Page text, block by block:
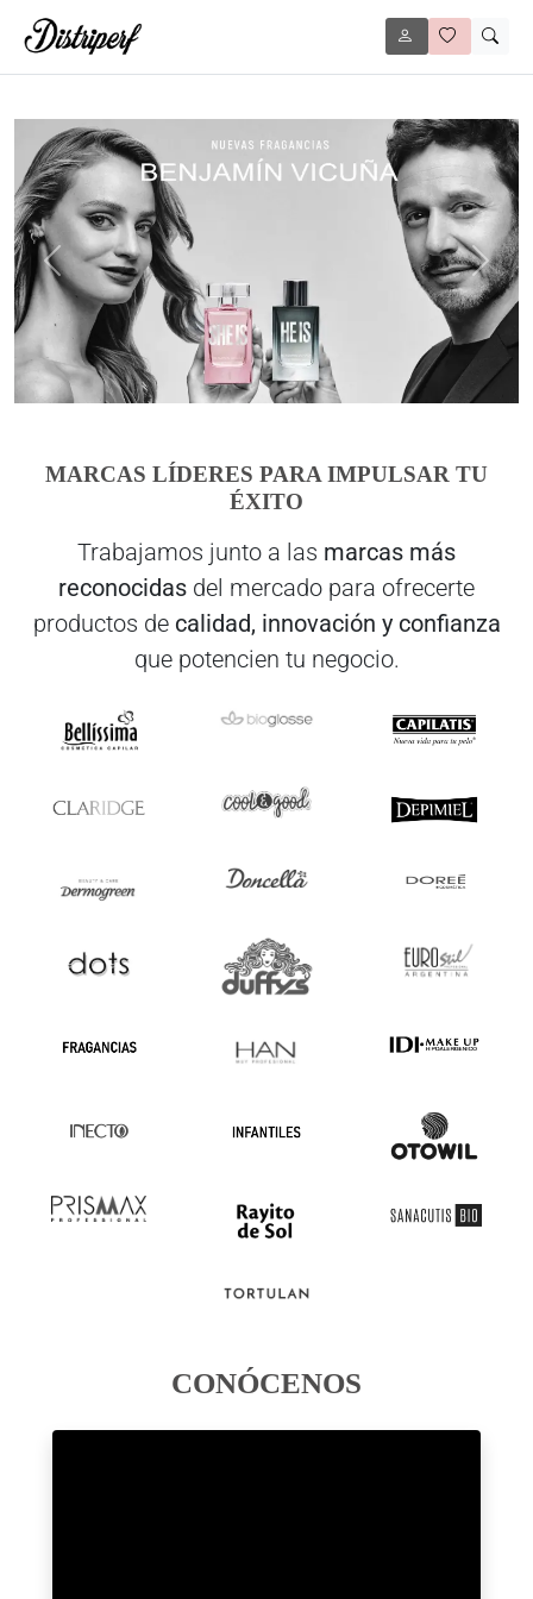
Anterior
MARCAS LÍDERES PARA IMPULSAR TU
ÉXITO
Trabajamos junto a las marcas más
reconocidas del mercado para ofrecerte
productos de calidad, innovación y confianza
que potencien tu negocio.
CONÓCENOS